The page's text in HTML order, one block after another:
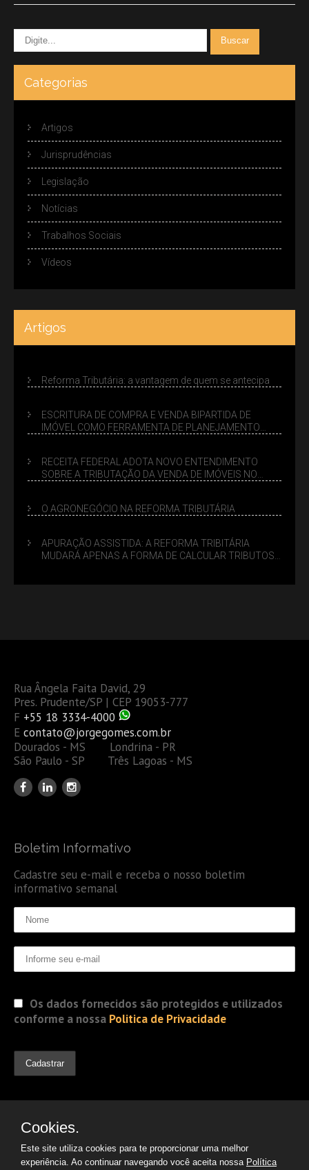
Categorias
Artigos
Jurisprudências
Legislação
Notícias
Trabalhos Sociais
Vídeos
Artigos
Reforma Tributária: a vantagem de quem se antecipa
ESCRITURA DE COMPRA E VENDA BIPARTIDA DE
IMÓVEL COMO FERRAMENTA DE PLANEJAMENTO
RECEITA FEDERAL ADOTA NOVO ENTENDIMENTO
SOBRE A TRIBUTAÇÃO DA VENDA DE IMÓVEIS NO
O AGRONEGÓCIO NA REFORMA TRIBUTÁRIA
APURAÇÃO ASSISTIDA: A REFORMA TRIBITÁRIA
MUDARÁ APENAS A FORMA DE CALCULAR TRIBUTOS
Rua Ângela Faita David, 29
Pres. Prudente/SP | CEP 19053-777
F +55 18 3334-4000
E contato@jorgegomes.com.br
Dourados - MS Londrina - PR
São Paulo - SP Três Lagoas - MS
Boletim Informativo
Cadastre seu e-mail e receba o nosso boletim
informativo semanal
Os dados fornecidos são protegidos e utilizados
conforme a nossa Politica de Privacidade
Cookies.
Este site utiliza cookies para te proporcionar uma melhor
experiência. Ao continuar navegando você aceita nossa Política